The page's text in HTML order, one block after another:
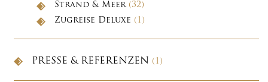
Strand & Meer(32)
Zugreise Deluxe (1)
PRESSE & REFERENZEN (1)